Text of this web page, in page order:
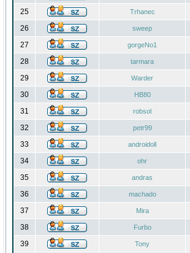
25 Trhanec
26 sweep
27 gorgeNo1
28 tarmara
29 Warder
30 HB80
31 robsol
32 petr99
33 androidoll
34 ohr
35 andras
36 machado
37 Mira
38 Furbo
39 Tony